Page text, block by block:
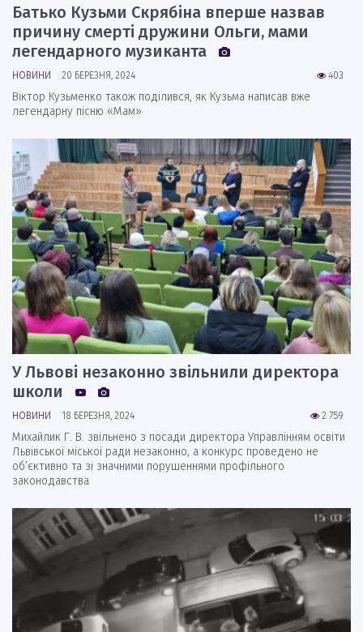
Батько Кузьми Скрябіна вперше назвав
причину смерті дружини Ольги, мами
легендарного музиканта
403
НОВИНИ 20 БЕРЕЗНЯ, 2024
Віктор Кузьменко також поділився, як Кузьма написав вже
легендарну пісню «Мам»
У Львові незаконно звільнили директора
школи
2 759
НОВИНИ 18 БЕРЕЗНЯ, 2024
Михайлик Г. В. звільнено з посади директора Управлінням освіти
Львівської міської ради незаконно, а конкурс проведено не
об’єктивно та зі значними порушеннями профільного
законодавства